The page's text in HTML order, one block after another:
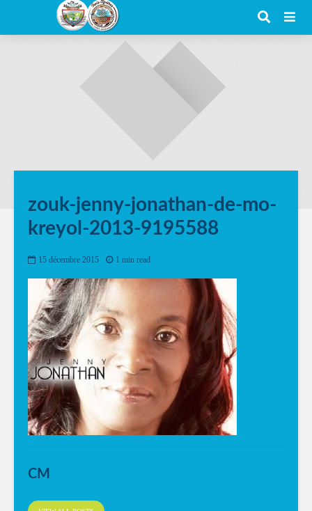
zouk-jenny-jonathan-de-mo-
kreyol-2013-9195588
15 décembre 2015 1 min read
CM